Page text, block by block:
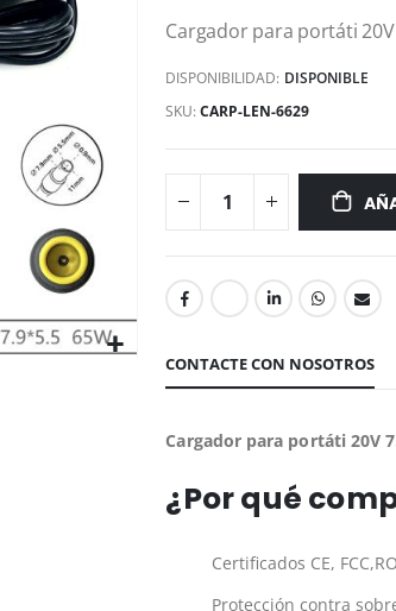
Cargador para portáti
DISPONIBILIDAD: DISPONIBLE
SKU CARP-LEN-6629
CONTACTE CON NOSOTROS
Cargador para portáti 20V
¿Por qué
Certificados CE,
Protección contra